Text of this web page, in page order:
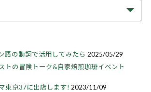
語の動詞で活用してみたら 2025/05/29
トの冒険トーク&自家焙煎珈琲イベント
東京37に出店します! 2023/11/09